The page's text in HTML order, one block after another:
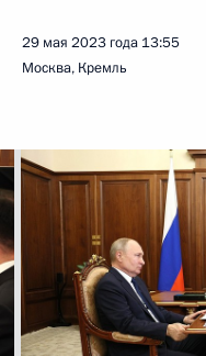
29 мая 2023 года 13:55
Москва, Кремль